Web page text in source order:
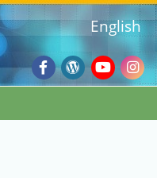
Facebook
Wordpress
Blog
English